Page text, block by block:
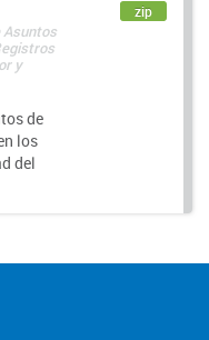
y
de
los
del
zip